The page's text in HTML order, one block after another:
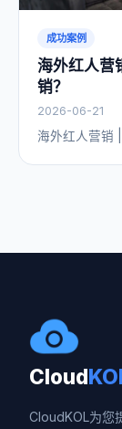
成功案例
海外红人营
销？
2026-06-21
海外红人营销
Cloud
CloudKOL为您